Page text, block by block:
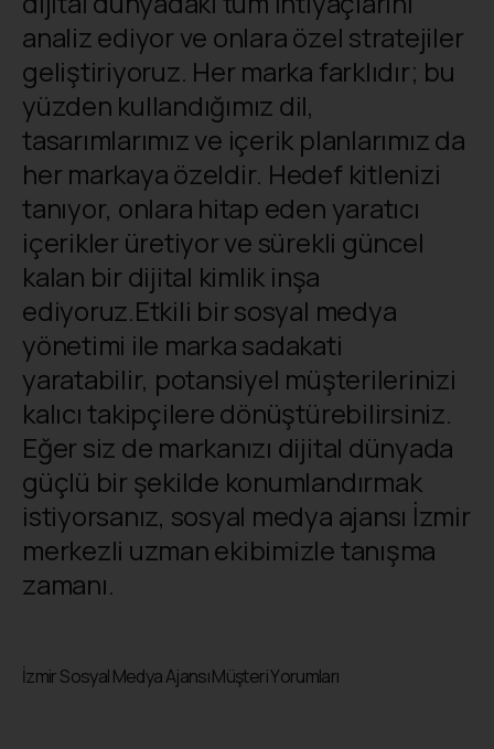
analiz ediyor ve onlara özel stratejiler
geliştiriyoruz. Her marka farklıdır; bu
yüzden kullandığımız dil,
tasarımlarımız ve içerik planlarımız da
her markaya özeldir. Hedef kitlenizi
tanıyor, onlara hitap eden yaratıcı
içerikler üretiyor ve sürekli güncel
kalan bir dijital kimlik inşa
ediyoruz.Etkili bir sosyal medya
yönetimi ile marka sadakati
yaratabilir, potansiyel müşterilerinizi
kalıcı takipçilere dönüştürebilirsiniz.
Eğer siz de markanızı dijital dünyada
güçlü bir şekilde konumlandırmak
istiyorsanız, sosyal medya ajansı İzmir
merkezli uzman ekibimizle tanışma
zamanı.
İzmir Sosyal Medya Ajansı Müşteri Yorumları